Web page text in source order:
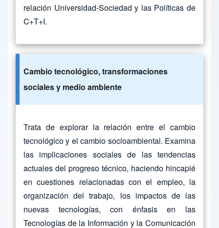
relación Universidad-Sociedad y las Políticas de
C+T+I.
Cambio tecnológico, transformaciones
sociales y medio ambiente
Trata de explorar la relación entre el cambio
tecnológico y el cambio socioambiental. Examina
las implicaciones sociales de las tendencias
actuales del progreso técnico, haciendo hincapié
en cuestiones relacionadas con el empleo, la
organización del trabajo, los impactos de las
nuevas tecnologías, con énfasis en las
Tecnologías de la Información y la Comunicación